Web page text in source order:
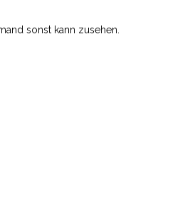
sonst kann zusehen.